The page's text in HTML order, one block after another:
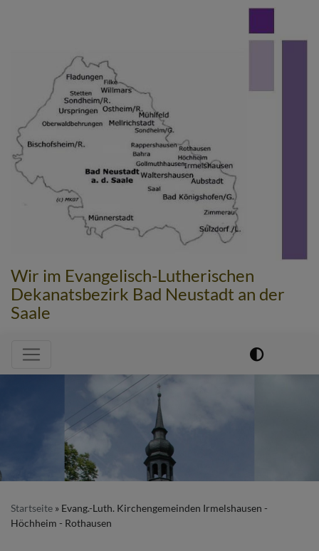
Wir im Evangelisch-Lutherischen
Dekanatsbezirk Bad Neustadt an der
Saale
Hauptnavigation
Startseite
Evang.-Luth. Kirchengemeinden Irmelshausen -
Höchheim - Rothausen